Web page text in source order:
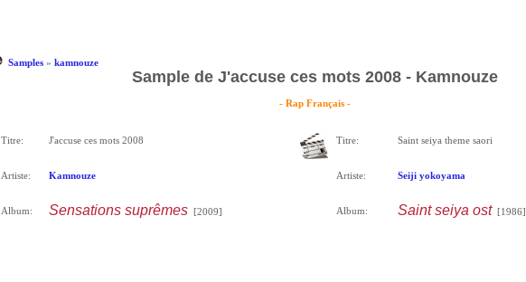
Samples» kamnouze
Sample de J'accuse ces mots 2008 - Kamnouze
- Rap Français -
Titre: J'accuse ces mots 2008
Artiste: Kamnouze
Album: Sensations suprêmes[2009]
Titre: Saint seiya theme saori
Artiste: Seiji yokoyama
Album: Saint seiya ost[1986]